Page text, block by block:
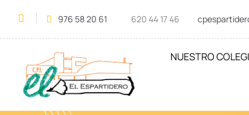
976 58 20 61 620 44 17 46
NUESTRO